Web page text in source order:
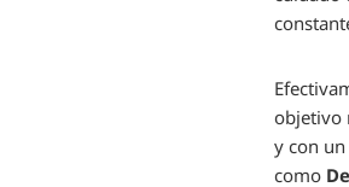
objetivo
y con
como